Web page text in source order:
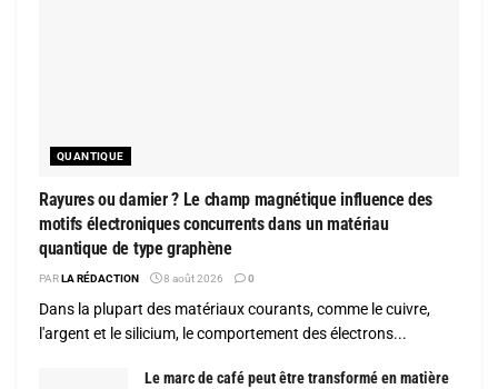
QUANTIQUE
Rayures ou damier ? Le champ magnétique influence des
motifs électroniques concurrents dans un matériau
quantique de type graphène
PARLA RÉDACTION 8 août 2026 0
Dans la plupart des matériaux courants, comme le cuivre,
l'argent et le silicium, le comportement des électrons...
Le marc de café peut être transformé en matière